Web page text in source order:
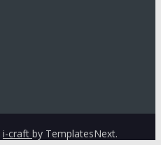
i-craft by TemplatesNext.